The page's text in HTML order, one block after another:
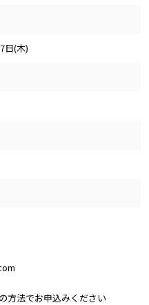
日(木)
方法でお申込みください